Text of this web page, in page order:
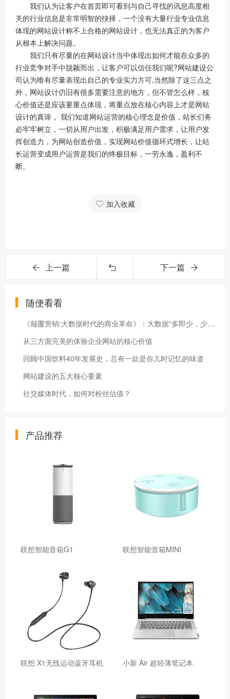
我们认为让客户在首页即可看到与自己寻找的讯息高度相
关的行业信息是非常明智的抉择，一个没有大量行业专业信息
体现的网站设计称不上合格的网站设计，也无法真正的为客户
从根本上解决问题。
我们只有尽量的在网站设计当中体现出如何才能在众多的
行业竞争对手中脱颖而出，让客户可以信任我们呢?网站建设公
司认为唯有尽量表现出自己的专业实力方可,当然除了这三点之
外，网站设计仍旧有很多需要注意的地方，但不管怎么样，核
心价值还是应该要重点体现，将重点放在核心内容上才是网站
设计的真谛， 我们知道网站运营的核心理念是价值，站长们务
必牢牢树立，一切从用户出发，积极满足用户需求，让用户发
挥创造力，为网站创造价值，实现网站价值循环式增长，让站
长运营变成用户运营是我们的终极目标，一劳永逸，盈利不
断。
加入收藏
上一篇 下一篇
随便看看
《颠覆营销:大数据时代的商业革命》：大数据“多即少，少即多”各种行销手段早已令人眼花缭乱
从三方面完美的体验企业网站的核心价值
回顾中国饮料40年发展史，总有一款是你儿时记忆的味道
网站建设的五大核心要素
社交媒体时代，如何对粉丝估值？
产品推荐
联想智能音箱G1 联想智能音箱MINI
联想 X1无线运动蓝牙耳机 小新 Air 超轻薄笔记本